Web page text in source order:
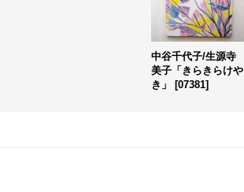
中谷千代子/生源寺
美子「きらきらけや
き」
[07381]